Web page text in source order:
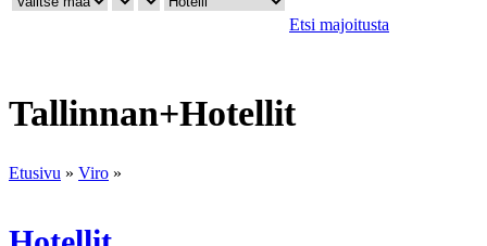
Etsi majoitusta
Tallinnan+Hotellit
Etusivu » Viro »